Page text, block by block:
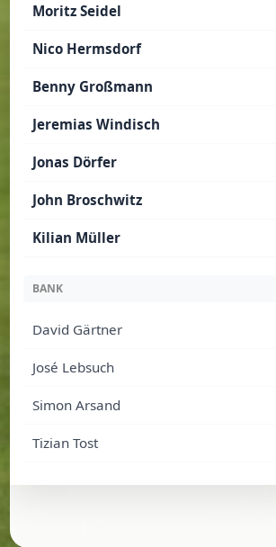
Moritz Seidel
Nico Hermsdorf
Benny Großmann
Jeremias Windisch
Jonas Dörfer
John Broschwitz
Kilian Müller
BANK
David Gärtner
José Lebsuch
Simon Arsand
Tizian Tost